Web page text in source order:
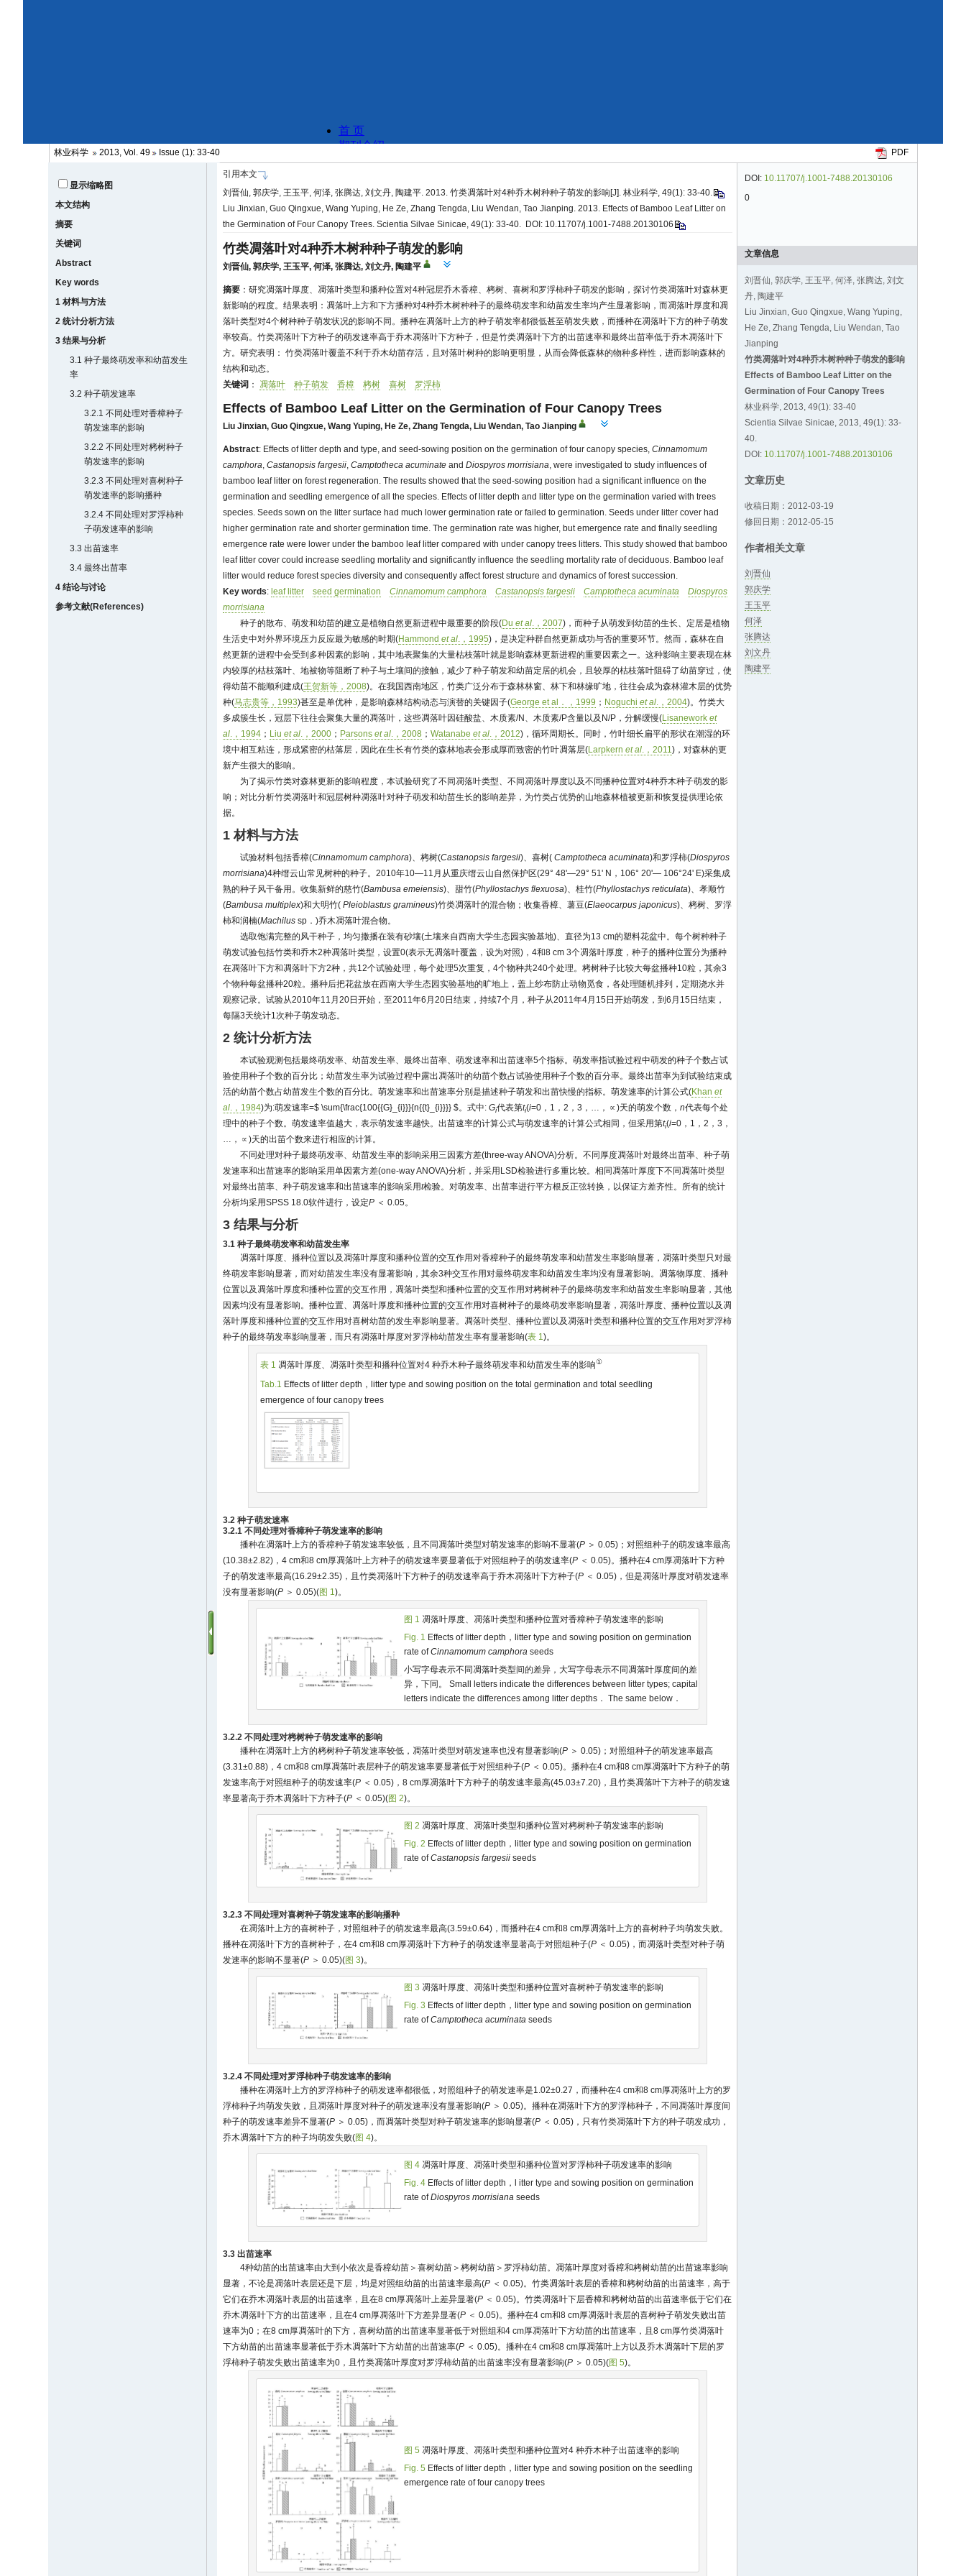
林业科学 2013, Vol. 49 Issue (1): 33-40 PDF
显示缩略图
本文结构
摘要
关键词
Abstract
Key words
1 材料与方法
2 统计分析方法
3 结果与分析
3.1 种子最终萌发率和幼苗发生
率
3.2 种子萌发速率
3.2.1 不同处理对香樟种子
萌发速率的影响
3.2.2 不同处理对栲树种子
萌发速率的影响
3.2.3 不同处理对喜树种子
萌发速率的影响播种
3.2.4 不同处理对罗浮柿种
子萌发速率的影响
3.3 出苗速率
3.4 最终出苗率
4 结论与讨论
参考文献(References)
DOI: 10.11707/j.1001-7488.20130106
0
文章信息
刘晋仙, 郭庆学, 王玉平, 何泽, 张腾达, 刘文
丹, 陶建平
Liu Jinxian, Guo Qingxue, Wang Yuping,
He Ze, Zhang Tengda, Liu Wendan, Tao
Jianping
竹类凋落叶对4种乔木树种种子萌发的影响
Effects of Bamboo Leaf Litter on the
Germination of Four Canopy Trees
林业科学, 2013, 49(1): 33-40
Scientia Silvae Sinicae, 2013, 49(1): 33-
40.
DOI: 10.11707/j.1001-7488.20130106
文章历史
收稿日期：2012-03-19
修回日期：2012-05-15
作者相关文章
刘晋仙
郭庆学
王玉平
何泽
张腾达
刘文丹
陶建平
引用本文
刘晋仙, 郭庆学, 王玉平, 何泽, 张腾达, 刘文丹, 陶建平. 2013. 竹类凋落叶对4种乔木树种种子萌发的影响[J]. 林业科学, 49(1): 33-40.
Liu Jinxian, Guo Qingxue, Wang Yuping, He Ze, Zhang Tengda, Liu Wendan, Tao Jianping. 2013. Effects of Bamboo Leaf Litter on
the Germination of Four Canopy Trees. Scientia Silvae Sinicae, 49(1): 33-40. DOI: 10.11707/j.1001-7488.20130106
竹类凋落叶对4种乔木树种种子萌发的影响
刘晋仙,郭庆学,王玉平,何泽,张腾达,刘文丹, 陶建平
摘要 ：研究凋落叶厚度、凋落叶类型和播种位置对4种冠层乔木香樟、栲树、喜树和罗浮柿种子萌发的影响，探讨竹类凋落叶对森林更
新影响的程度。结果表明：凋落叶上方和下方播种对4种乔木树种种子的最终萌发率和幼苗发生率均产生显著影响，而凋落叶厚度和凋
落叶类型对4个树种种子萌发状况的影响不同。播种在凋落叶上方的种子萌发率都很低甚至萌发失败，而播种在凋落叶下方的种子萌发
率较高。竹类凋落叶下方种子的萌发速率高于乔木凋落叶下方种子，但是竹类凋落叶下方的出苗速率和最终出苗率低于乔木凋落叶下
方。研究表明： 竹类凋落叶覆盖不利于乔木幼苗存活，且对落叶树种的影响更明显，从而会降低森林的物种多样性，进而影响森林的
结构和动态。
关键词 ： 凋落叶 种子萌发 香樟 栲树 喜树 罗浮柿
Effects of Bamboo Leaf Litter on the Germination of Four Canopy Trees
Liu Jinxian,Guo Qingxue,Wang Yuping, He Ze,Zhang Tengda, Liu Wendan,Tao Jianping
Abstract: Effects of litter depth and type, and seed-sowing position on the germination of four canopy species,Cinnamomum
camphora,Castanopsis fargesii,Camptotheca acuminate andDiospyros morrisiana, were investigated to study influences of
bamboo leaf litter on forest regeneration. The results showed that the seed-sowing position had a significant influence on the
germination and seedling emergence of all the species. Effects of litter depth and litter type on the germination varied with trees
species. Seeds sown on the litter surface had much lower germination rate or failed to germination. Seeds under litter cover had
higher germination rate and shorter germination time. The germination rate was higher, but emergence rate and finally seedling
emergence rate were lower under the bamboo leaf litter compared with under canopy trees litters. This study showed that bamboo
leaf litter cover could increase seedling mortality and significantly influence the seedling mortality rate of deciduous. Bamboo leaf
litter would reduce forest species diversity and consequently affect forest structure and dynamics of forest succession.
Key words: leaf litter seed germination Cinnamomum camphora Castanopsis fargesii Camptotheca acuminata
Diospyros
morrisiana
种子的散布、萌发和幼苗的建立是植物自然更新进程中最重要的阶段(Duet al.，2007)，而种子从萌发到幼苗的生长、定居是植物
生活史中对外界环境压力反应最为敏感的时期(Hammondet al.，1995)，是决定种群自然更新成功与否的重要环节。然而，森林在自
然更新的进程中会受到多种因素的影响，其中地表聚集的大量枯枝落叶就是影响森林更新进程的重要因素之一。这种影响主要表现在林
内较厚的枯枝落叶、地被物等阻断了种子与土壤间的接触，减少了种子萌发和幼苗定居的机会，且较厚的枯枝落叶阻碍了幼苗穿过，使
得幼苗不能顺利建成(王贺新等，2008)。在我国西南地区，竹类广泛分布于森林林窗、林下和林缘旷地，往往会成为森林灌木层的优势
种(马志贵等，1993)甚至是单优种，是影响森林结构动态与演替的关键因子(George et al．，1999 ； Noguchiet al.，2004)。竹类大
多成簇生长，冠层下往往会聚集大量的凋落叶，这些凋落叶因硅酸盐、木质素/N、木质素/P含量以及N/P，分解缓慢(Lisaneworket
al.，1994 ； Liuet al.，2000 ； Parsonset al.，2008 ；Watanabeet al.，2012)，循环周期长。同时，竹叶细长扁平的形状在潮湿的环
境中相互粘连，形成紧密的枯落层，因此在生长有竹类的森林地表会形成厚而致密的竹叶凋落层(Larpkernet al.，2011)，对森林的更
新产生很大的影响。
为了揭示竹类对森林更新的影响程度，本试验研究了不同凋落叶类型、不同凋落叶厚度以及不同播种位置对4种乔木种子萌发的影
响；对比分析竹类凋落叶和冠层树种凋落叶对种子萌发和幼苗生长的影响差异，为竹类占优势的山地森林植被更新和恢复提供理论依
据。
1 材料与方法
试验材料包括香樟(Cinnamomum camphora)、栲树(Castanopsis fargesii)、喜树( Camptotheca acuminata)和罗浮柿(Diospyros
morrisiana)4种缙云山常见树种的种子。2010年10—11月从重庆缙云山自然保护区(29° 48'—29° 51' N，106° 20'— 106°24' E)采集成
熟的种子风干备用。收集新鲜的慈竹(Bambusa emeiensis)、甜竹(Phyllostachys flexuosa)、桂竹(Phyllostachys reticulata)、孝顺竹
(Bambusa multiplex)和大明竹( Pleioblastus gramineus)竹类凋落叶的混合物；收集香樟、薯豆(Elaeocarpus japonicus)、栲树、罗浮
柿和润楠(Machilus sp．)乔木凋落叶混合物。
选取饱满完整的风干种子，均匀撒播在装有砂壤(土壤来自西南大学生态园实验基地)、直径为13 cm的塑料花盆中。每个树种种子
萌发试验包括竹类和乔木2种凋落叶类型，设置0(表示无凋落叶覆盖，设为对照)，4和8 cm 3个凋落叶厚度，种子的播种位置分为播种
在凋落叶下方和凋落叶下方2种，共12个试验处理，每个处理5次重复，4个物种共240个处理。栲树种子比较大每盆播种10粒，其余3
个物种每盆播种20粒。播种后把花盆放在西南大学生态园实验基地的旷地上，盖上纱布防止动物觅食，各处理随机排列，定期浇水并
观察记录。试验从2010年11月20日开始，至2011年6月20日结束，持续7个月，种子从2011年4月15日开始萌发，到6月15日结束，
每隔3天统计1次种子萌发动态。
2 统计分析方法
本试验观测包括最终萌发率、幼苗发生率、最终出苗率、萌发速率和出苗速率5个指标。萌发率指试验过程中萌发的种子个数占试
验使用种子个数的百分比；幼苗发生率为试验过程中露出凋落叶的幼苗个数占试验使用种子个数的百分率。最终出苗率为到试验结束成
活的幼苗个数占幼苗发生个数的百分比。萌发速率和出苗速率分别是描述种子萌发和出苗快慢的指标。萌发速率的计算公式(Khanet
al.，1984)为:萌发速率=$ \sum{\frac{100{{G}_{i}}}{n{{t}_{i}}}} $。式中:Gi代表第ti(i=0，1，2，3，…，∝)天的萌发个数，n代表每个处
理中的种子个数。萌发速率值越大，表示萌发速率越快。出苗速率的计算公式与萌发速率的计算公式相同，但采用第ti(i=0，1，2，3，
…，∝)天的出苗个数来进行相应的计算。
不同处理对种子最终萌发率、幼苗发生率的影响采用三因素方差(three-way ANOVA)分析。不同厚度凋落叶对最终出苗率、种子萌
发速率和出苗速率的影响采用单因素方差(one-way ANOVA)分析，并采用LSD检验进行多重比较。相同凋落叶厚度下不同凋落叶类型
对最终出苗率、种子萌发速率和出苗速率的影响采用t检验。对萌发率、出苗率进行平方根反正弦转换，以保证方差齐性。所有的统计
分析均采用SPSS 18.0软件进行，设定P ＜ 0.05。
3 结果与分析
3.1 种子最终萌发率和幼苗发生率
凋落叶厚度、播种位置以及凋落叶厚度和播种位置的交互作用对香樟种子的最终萌发率和幼苗发生率影响显著，凋落叶类型只对最
终萌发率影响显著，而对幼苗发生率没有显著影响，其余3种交互作用对最终萌发率和幼苗发生率均没有显著影响。凋落物厚度、播种
位置以及凋落叶厚度和播种位置的交互作用，凋落叶类型和播种位置的交互作用对栲树种子的最终萌发率和幼苗发生率影响显著，其他
因素均没有显著影响。播种位置、凋落叶厚度和播种位置的交互作用对喜树种子的最终萌发率影响显著，凋落叶厚度、播种位置以及凋
落叶厚度和播种位置的交互作用对喜树幼苗的发生率影响显著。凋落叶类型、播种位置以及凋落叶类型和播种位置的交互作用对罗浮柿
种子的最终萌发率影响显著，而只有凋落叶厚度对罗浮柿幼苗发生率有显著影响(表 1)。
表 1 凋落叶厚度、凋落叶类型和播种位置对4 种乔木种子最终萌发率和幼苗发生率的影响①
Tab.1 Effects of litter depth，litter type and sowing position on the total germination and total seedling
emergence of four canopy trees
3.2 种子萌发速率
3.2.1 不同处理对香樟种子萌发速率的影响
播种在凋落叶上方的香樟种子萌发速率较低，且不同凋落叶类型对萌发速率的影响不显著(P ＞ 0.05)；对照组种子的萌发速率最高
(10.38±2.82)，4 cm和8 cm厚凋落叶上方种子的萌发速率要显著低于对照组种子的萌发速率(P ＜ 0.05)。播种在4 cm厚凋落叶下方种
子的萌发速率最高(16.29±2.35)，且竹类凋落叶下方种子的萌发速率高于乔木凋落叶下方种子(P ＜ 0.05)，但是凋落叶厚度对萌发速率
没有显著影响(P ＞ 0.05)(图 1)。
图 1 凋落叶厚度、凋落叶类型和播种位置对香樟种子萌发速率的影响
Fig. 1 Effects of litter depth，litter type and sowing position on germination
rate ofCinnamomum camphora seeds
小写字母表示不同凋落叶类型间的差异，大写字母表示不同凋落叶厚度间的差
异，下同。 Small letters indicate the differences between litter types; capital
letters indicate the differences among litter depths． The same below．
3.2.2 不同处理对栲树种子萌发速率的影响
播种在凋落叶上方的栲树种子萌发速率较低，凋落叶类型对萌发速率也没有显著影响(P ＞ 0.05)；对照组种子的萌发速率最高
(3.31±0.88)，4 cm和8 cm厚凋落叶表层种子的萌发速率要显著低于对照组种子(P ＜ 0.05)。播种在4 cm和8 cm厚凋落叶下方种子的萌
发速率高于对照组种子的萌发速率(P ＜ 0.05)，8 cm厚凋落叶下方种子的萌发速率最高(45.03±7.20)，且竹类凋落叶下方种子的萌发速
率显著高于乔木凋落叶下方种子(P ＜ 0.05)(图 2)。
图 2 凋落叶厚度、凋落叶类型和播种位置对栲树种子萌发速率的影响
Fig. 2 Effects of litter depth，litter type and sowing position on germination
rate ofCastanopsis fargesiiseeds
3.2.3 不同处理对喜树种子萌发速率的影响播种
在凋落叶上方的喜树种子，对照组种子的萌发速率最高(3.59±0.64)，而播种在4 cm和8 cm厚凋落叶上方的喜树种子均萌发失败。
播种在凋落叶下方的喜树种子，在4 cm和8 cm厚凋落叶下方种子的萌发速率显著高于对照组种子(P ＜ 0.05)，而凋落叶类型对种子萌
发速率的影响不显著(P ＞ 0.05)(图 3)。
图 3 凋落叶厚度、凋落叶类型和播种位置对喜树种子萌发速率的影响
Fig. 3 Effects of litter depth，litter type and sowing position on germination
rate ofCamptotheca acuminataseeds
3.2.4 不同处理对罗浮柿种子萌发速率的影响
播种在凋落叶上方的罗浮柿种子的萌发速率都很低，对照组种子的萌发速率是1.02±0.27，而播种在4 cm和8 cm厚凋落叶上方的罗
浮柿种子均萌发失败，且凋落叶厚度对种子的萌发速率没有显著影响(P ＞ 0.05)。播种在凋落叶下方的罗浮柿种子，不同凋落叶厚度间
种子的萌发速率差异不显著(P ＞ 0.05)，而凋落叶类型对种子萌发速率的影响显著(P ＜ 0.05)，只有竹类凋落叶下方的种子萌发成功，
乔木凋落叶下方的种子均萌发失败(图 4)。
图 4凋落叶厚度、凋落叶类型和播种位置对罗浮柿种子萌发速率的影响
Fig. 4Effects of litter depth，l itter type and sowing position on germination
rate ofDiospyros morrisianaseeds
3.3 出苗速率
4种幼苗的出苗速率由大到小依次是香樟幼苗＞喜树幼苗＞栲树幼苗＞罗浮柿幼苗。凋落叶厚度对香樟和栲树幼苗的出苗速率影响
显著，不论是凋落叶表层还是下层，均是对照组幼苗的出苗速率最高(P ＜ 0.05)。竹类凋落叶表层的香樟和栲树幼苗的出苗速率，高于
它们在乔木凋落叶表层的出苗速率，且在8 cm厚凋落叶上差异显著(P ＜ 0.05)。竹类凋落叶下层香樟和栲树幼苗的出苗速率低于它们在
乔木凋落叶下方的出苗速率，且在4 cm厚凋落叶下方差异显著(P ＜ 0.05)。播种在4 cm和8 cm厚凋落叶表层的喜树种子萌发失败出苗
速率为0；在8 cm厚凋落叶的下方，喜树幼苗的出苗速率显著低于对照组和4 cm厚凋落叶下方幼苗的出苗速率，且8 cm厚竹类凋落叶
下方幼苗的出苗速率显著低于乔木凋落叶下方幼苗的出苗速率(P ＜ 0.05)。播种在4 cm和8 cm厚凋落叶上方以及乔木凋落叶下层的罗
浮柿种子萌发失败出苗速率为0，且竹类凋落叶厚度对罗浮柿幼苗的出苗速率没有显著影响(P ＞ 0.05)(图 5)。
图 5 凋落叶厚度、凋落叶类型和播种位置对4 种乔木种子出苗速率的影响
Fig. 5 Effects of litter depth，litter type and sowing position on the seedling
emergence rate of four canopy trees